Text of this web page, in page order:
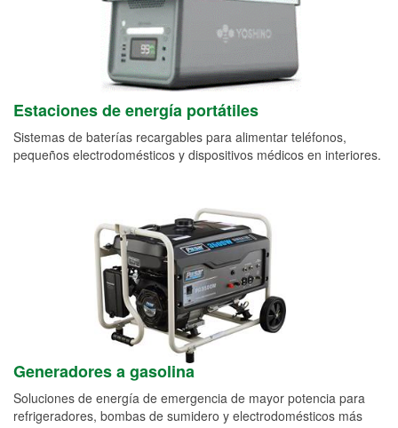
Estaciones de energía portátiles
Sistemas de baterías recargables para alimentar teléfonos,
pequeños electrodomésticos y dispositivos médicos en interiores.
Generadores a gasolina
Soluciones de energía de emergencia de mayor potencia para
refrigeradores, bombas de sumidero y electrodomésticos más